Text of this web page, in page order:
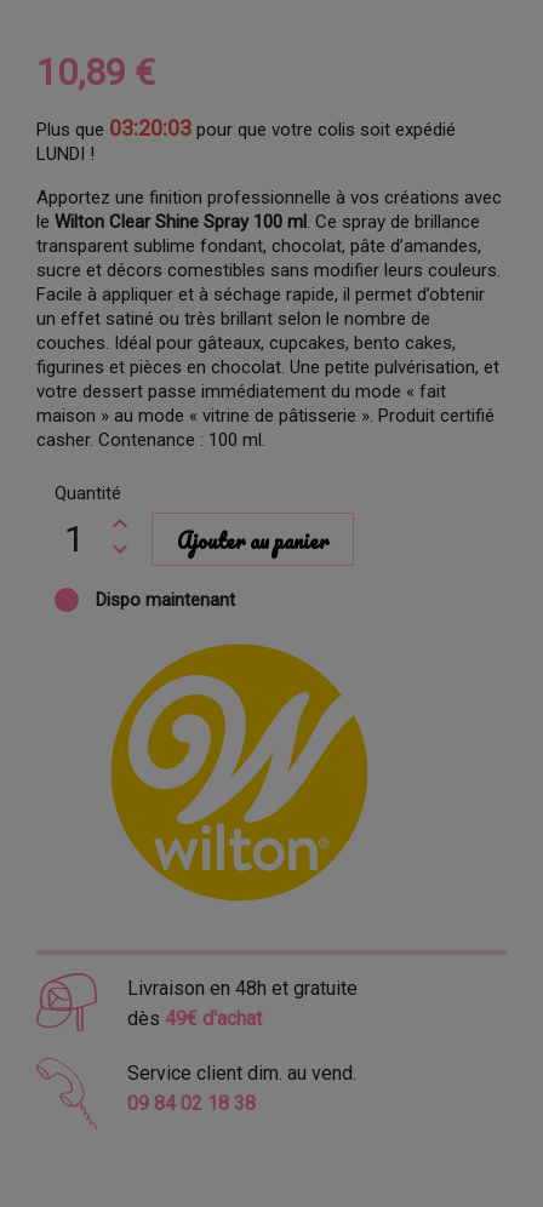
10,89 €
Plus que 03:20:02 pour que votre colis soit expédié
LUNDI !
Apportez une finition professionnelle à vos créations avec
le Wilton Clear Shine Spray 100 ml. Ce spray de brillance
transparent sublime fondant, chocolat, pâte d’amandes,
sucre et décors comestibles sans modifier leurs couleurs.
Facile à appliquer et à séchage rapide, il permet d’obtenir
un effet satiné ou très brillant selon le nombre de
couches. Idéal pour gâteaux, cupcakes, bento cakes,
figurines et pièces en chocolat. Une petite pulvérisation, et
votre dessert passe immédiatement du mode « fait
maison » au mode « vitrine de pâtisserie ». Produit certifié
casher. Contenance : 100 ml.
Quantité
Ajouter au panier
Dispo maintenant
Livraison en 48h et gratuite
dès 49€ d'achat
Service client dim. au vend.
09 84 02 18 38